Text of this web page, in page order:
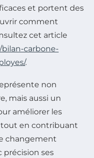
et portent des
comment
cet article
carbone-
.
non
mais aussi un
améliorer les
tout en contribuant
changement
précision ses